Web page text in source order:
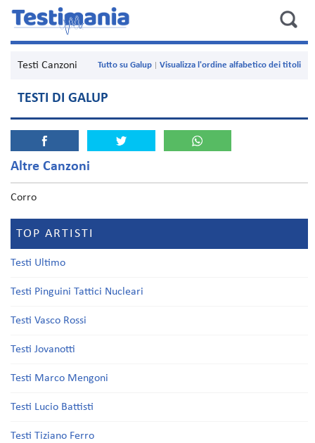
Testi Canzoni Visualizza l'ordine alfabetico dei titoli
Tutto su Galup
TESTI DI GALUP
Altre Canzoni
Corro
TOP ARTISTI
Testi Ultimo
Testi Pinguini Tattici Nucleari
Testi Vasco Rossi
Testi Jovanotti
Testi Marco Mengoni
Testi Lucio Battisti
Testi Tiziano Ferro